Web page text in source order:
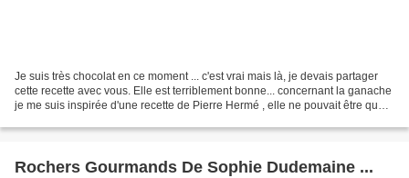
Je suis très chocolat en ce moment ... c'est vrai mais là, je devais partager
cette recette avec vous. Elle est terriblement bonne... concernant la ganache
je me suis inspirée d'une recette de Pierre Hermé , elle ne pouvait être que
Rochers Gourmands De Sophie Dudemaine ...